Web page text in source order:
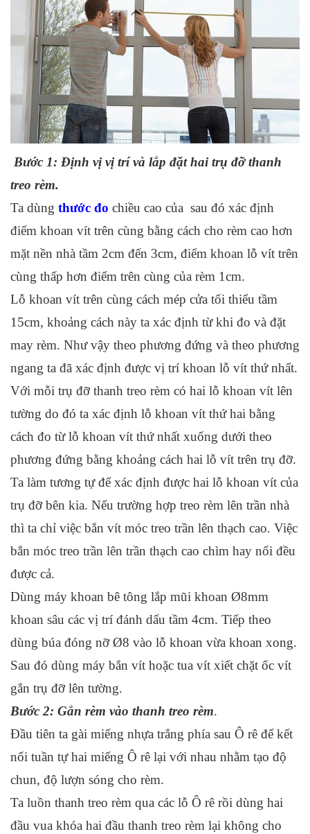
Bước 1: Định vị vị trí và lắp đặt hai trụ đỡ thanh
treo rèm.
Ta dùng thước đo chiều cao của sau đó xác định
điểm khoan vít trên cùng bằng cách cho rèm cao hơn
mặt nền nhà tầm 2cm đến 3cm, điểm khoan lỗ vít trên
cùng thấp hơn điểm trên cùng của rèm 1cm.
Lỗ khoan vít trên cùng cách mép cửa tối thiểu tầm
15cm, khoảng cách này ta xác định từ khi đo và đặt
may rèm. Như vậy theo phương đứng và theo phương
ngang ta đã xác định được vị trí khoan lỗ vít thứ nhất.
Với mỗi trụ đỡ thanh treo rèm có hai lỗ khoan vít lên
tường do đó ta xác định lỗ khoan vít thứ hai bằng
cách đo từ lỗ khoan vít thứ nhất xuống dưới theo
phương đứng bằng khoảng cách hai lỗ vít trên trụ đỡ.
Ta làm tương tự để xác định được hai lỗ khoan vít của
trụ đỡ bên kia. Nếu trường hợp treo rèm lên trần nhà
thì ta chỉ việc bắn vít móc treo trần lên thạch cao. Việc
bắn móc treo trần lên trần thạch cao chìm hay nổi đều
được cả.
Dùng máy khoan bê tông lắp mũi khoan Ø8mm
khoan sâu các vị trí đánh dấu tầm 4cm. Tiếp theo
dùng búa đóng nỡ Ø8 vào lỗ khoan vừa khoan xong.
Sau đó dùng máy bắn vít hoặc tua vít xiết chặt ốc vít
gắn trụ đỡ lên tường.
Bước 2: Gắn rèm vào thanh treo rèm.
Đầu tiên ta gài miếng nhựa trắng phía sau Ô rê để kết
nối tuần tự hai miếng Ô rê lại với nhau nhằm tạo độ
chun, độ lượn sóng cho rèm.
Ta luồn thanh treo rèm qua các lỗ Ô rê rồi dùng hai
đầu vua khóa hai đầu thanh treo rèm lại không cho